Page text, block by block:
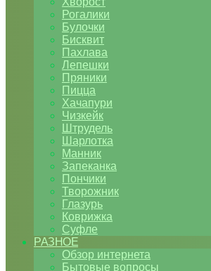
Рогалики
Булочки
Бисквит
Пахлава
Лепешки
Пряники
Пицца
Хачапури
Чизкейк
Штрудель
Шарлотка
Манник
Запеканка
Пончики
Творожник
Глазурь
Коврижка
Суфле
РАЗНОЕ
Обзор интернета
Бытовые вопросы